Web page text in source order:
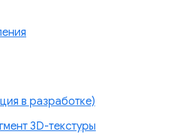
в разработке)
3D-текстуры